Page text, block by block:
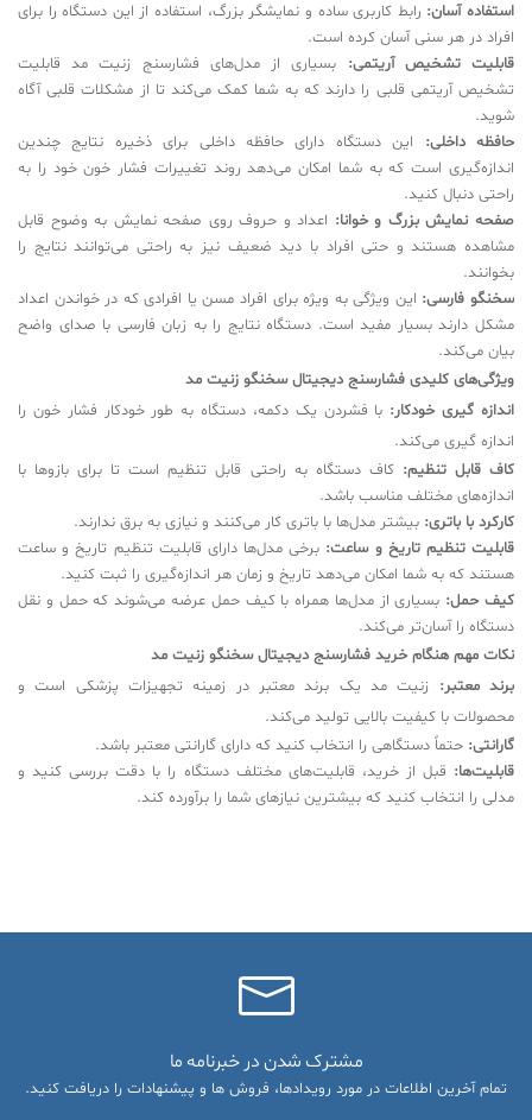
استفاده آسان: رابط کاربری ساده و نمایشگر بزرگ، استفاده از این دستگاه را برای
افراد در هر سنی آسان کرده است.
قابلیت تشخیص آریتمی: بسیاری از مدل‌های فشارسنج زنیت مد قابلیت
تشخیص آریتمی قلبی را دارند که به شما کمک می‌کند تا از مشکلات قلبی آگاه
شوید.
حافظه داخلی: این دستگاه دارای حافظه داخلی برای ذخیره نتایج چندین
اندازه‌گیری است که به شما امکان می‌دهد روند تغییرات فشار خون خود را به
راحتی دنبال کنید.
صفحه نمایش بزرگ و خوانا: اعداد و حروف روی صفحه نمایش به وضوح قابل
مشاهده هستند و حتی افراد با دید ضعیف نیز به راحتی می‌توانند نتایج را
بخوانند.
سخنگو فارسی: این ویژگی به ویژه برای افراد مسن یا افرادی که در خواندن اعداد
مشکل دارند بسیار مفید است. دستگاه نتایج را به زبان فارسی با صدای واضح
بیان می‌کند.
ویژگی‌های کلیدی فشارسنج دیجیتال سخنگو زنیت مد
اندازه گیری خودکار: با فشردن یک دکمه، دستگاه به طور خودکار فشار خون را
اندازه گیری می‌کند.
کاف قابل تنظیم: کاف دستگاه به راحتی قابل تنظیم است تا برای بازوها با
اندازه‌های مختلف مناسب باشد.
کارکرد با باتری: بیشتر مدل‌ها با باتری کار می‌کنند و نیازی به برق ندارند.
قابلیت تنظیم تاریخ و ساعت: برخی مدل‌ها دارای قابلیت تنظیم تاریخ و ساعت
هستند که به شما امکان می‌دهد تاریخ و زمان هر اندازه‌گیری را ثبت کنید.
کیف حمل: بسیاری از مدل‌ها همراه با کیف حمل عرضه می‌شوند که حمل و نقل
دستگاه را آسان‌تر می‌کند.
نکات مهم هنگام خرید فشارسنج دیجیتال سخنگو زنیت مد
برند معتبر: زنیت مد یک برند معتبر در زمینه تجهیزات پزشکی است و
محصولات با کیفیت بالایی تولید می‌کند.
گارانتی: حتماً دستگاهی را انتخاب کنید که دارای گارانتی معتبر باشد.
قابلیت‌ها: قبل از خرید، قابلیت‌های مختلف دستگاه را با دقت بررسی کنید و
مدلی را انتخاب کنید که بیشترین نیازهای شما را برآورده کند.
مشترک شدن در خبرنامه ما
تمام آخرین اطلاعات در مورد رویدادها، فروش ها و پیشنهادات را دریافت کنید.